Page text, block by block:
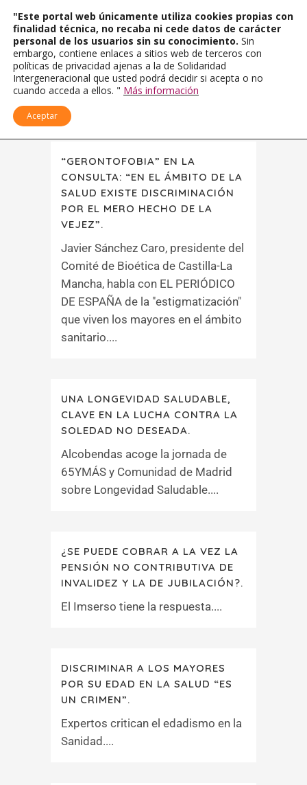
“GERONTOFOBIA” EN LA
CONSULTA: “EN EL ÁMBITO DE LA
SALUD EXISTE DISCRIMINACIÓN
POR EL MERO HECHO DE LA
VEJEZ”.
Javier Sánchez Caro, presidente del
Comité de Bioética de Castilla-La
Mancha, habla con EL PERIÓDICO
DE ESPAÑA de la "estigmatización"
que viven los mayores en el ámbito
sanitario....
UNA LONGEVIDAD SALUDABLE,
CLAVE EN LA LUCHA CONTRA LA
SOLEDAD NO DESEADA.
Alcobendas acoge la jornada de
65YMÁS y Comunidad de Madrid
sobre Longevidad Saludable....
¿SE PUEDE COBRAR A LA VEZ LA
PENSIÓN NO CONTRIBUTIVA DE
INVALIDEZ Y LA DE JUBILACIÓN?.
El Imserso tiene la respuesta....
DISCRIMINAR A LOS MAYORES
POR SU EDAD EN LA SALUD “ES
UN CRIMEN”.
Expertos critican el edadismo en la
Sanidad....
"Este portal web únicamente utiliza cookies propias con
finalidad técnica, no recaba ni cede datos de carácter
personal de los usuarios sin su conocimiento. Sin
embargo, contiene enlaces a sitios web de terceros con
políticas de privacidad ajenas a la de Solidaridad
Intergeneracional que usted podrá decidir si acepta o no
cuando acceda a ellos. " Más información
Aceptar